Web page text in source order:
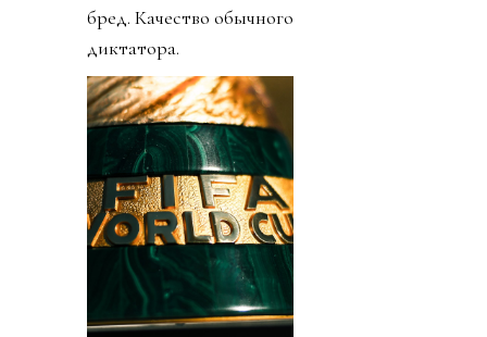
бред. Качество обычного
диктатора.